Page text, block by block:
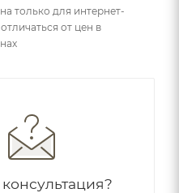
только для интернет-
от цен в